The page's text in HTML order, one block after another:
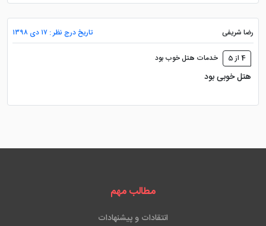
رضا شریفی تاریخ درج نظر : ۱۷ دی ۱۳۹۸
4 از 5 خدمات هتل خوب بود
هتل خوبی بود
مطالب مهم
انتقادات و پیشنهادات